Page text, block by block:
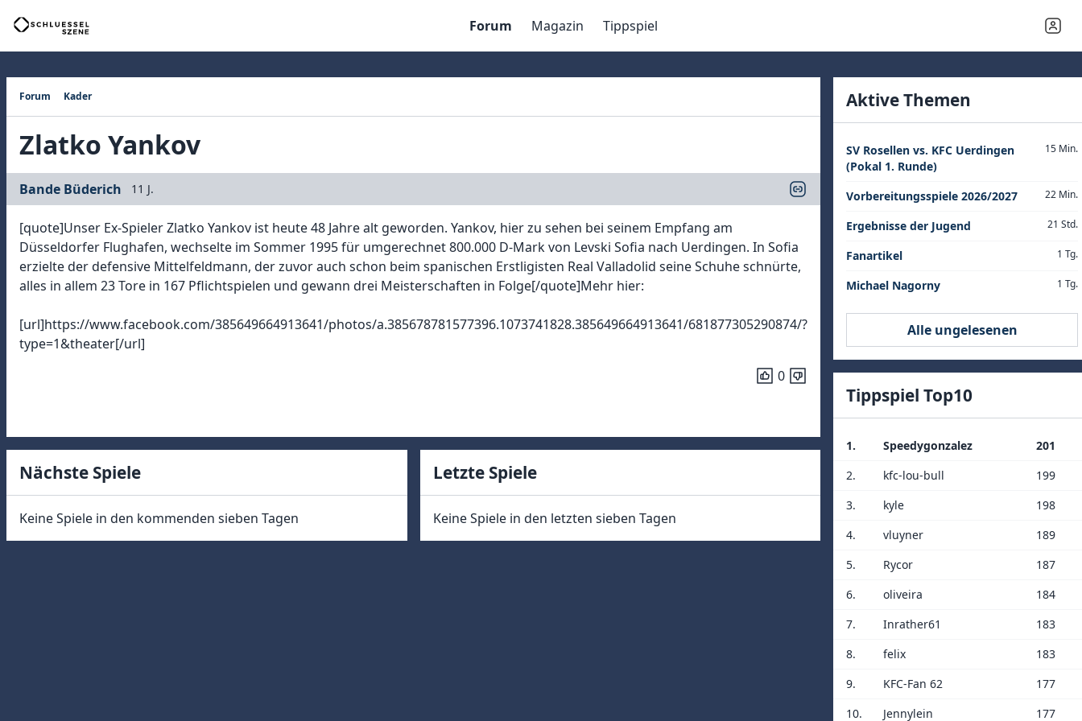
Forum Magazin Tippspiel
Forum Kader
Zlatko Yankov
Bande Büderich 11 J.
[quote]Unser Ex-Spieler Zlatko Yankov ist heute 48 Jahre alt geworden. Yankov, hier zu sehen bei seinem Empfang am
Düsseldorfer Flughafen, wechselte im Sommer 1995 für umgerechnet 800.000 D-Mark von Levski Sofia nach Uerdingen. In Sofia
erzielte der defensive Mittelfeldmann, der zuvor auch schon beim spanischen Erstligisten Real Valladolid seine Schuhe schnürte,
alles in allem 23 Tore in 167 Pflichtspielen und gewann drei Meisterschaften in Folge[/quote]Mehr hier:
[url]https://www.facebook.com/385649664913641/photos/a.385678781577396.1073741828.385649664913641/681877305290874/?
type=1&theater[/url]
0
Nächste Spiele
Keine Spiele in den kommenden sieben Tagen
Letzte Spiele
Keine Spiele in den letzten sieben Tagen
Aktive Themen
SV Rosellen vs. KFC Uerdingen
(Pokal 1. Runde)
15 Min.
Vorbereitungsspiele 2026/2027 22 Min.
Ergebnisse der Jugend 21 Std.
Fanartikel 1 Tg.
Michael Nagorny 1 Tg.
Alle ungelesenen
Tippspiel Top10
1. Speedygonzalez
201
2.
kfc-lou-bull
199
3.
kyle
198
4.
vluyner
189
5.
Rycor
187
6.
oliveira
184
7.
Inrather61
183
8.
felix
183
9.
KFC-Fan 62
177
10.
Jennylein 177